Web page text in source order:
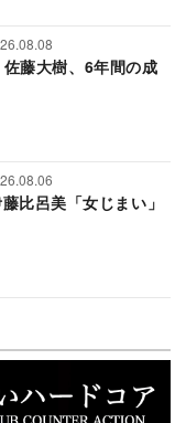
藤大樹、6年間の成
比呂美「女じまい」